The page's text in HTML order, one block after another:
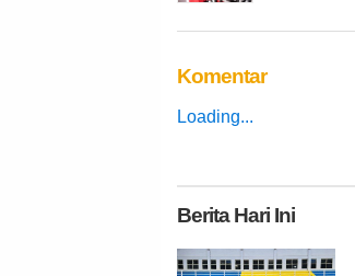
Komentar
Loading...
BeritaHari Ini